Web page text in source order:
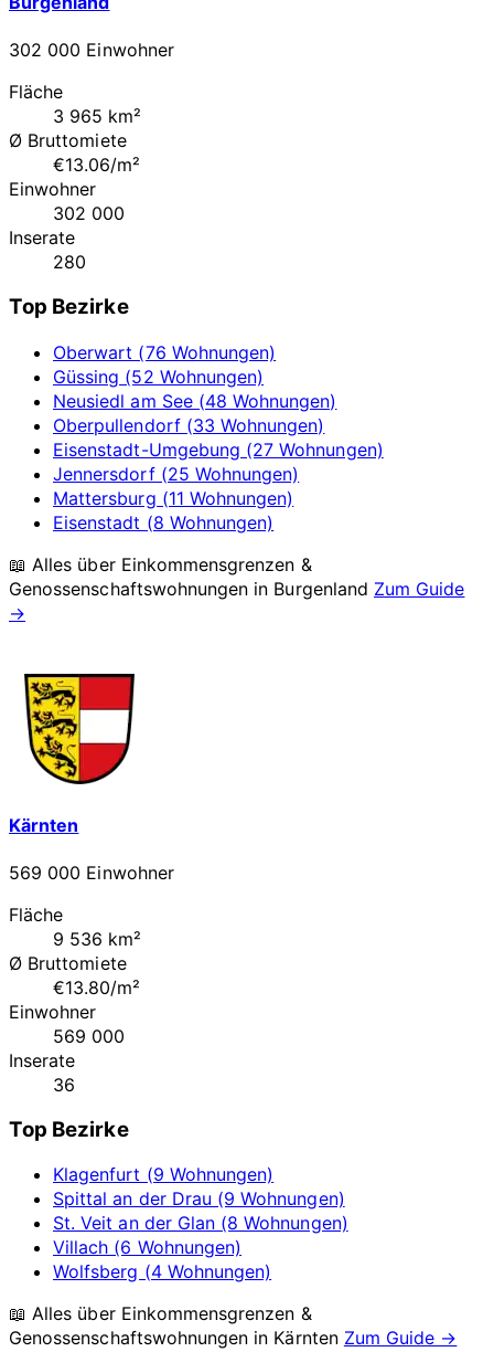
302 000 Einwohner
Fläche
3 965 km²
Ø Bruttomiete
€13.06/m²
Einwohner
302 000
Inserate
280
Top Bezirke
Oberwart (76 Wohnungen)
Güssing (52 Wohnungen)
Neusiedl am See (48 Wohnungen)
Oberpullendorf (33 Wohnungen)
Eisenstadt-Umgebung (27 Wohnungen)
Jennersdorf (25 Wohnungen)
Mattersburg (11 Wohnungen)
Eisenstadt (8 Wohnungen)
📖 Alles über Einkommensgrenzen &
Genossenschaftswohnungen in Burgenland Zum Guide
→
Kärnten
569 000 Einwohner
Fläche
9 536 km²
Ø Bruttomiete
€13.80/m²
Einwohner
569 000
Inserate
36
Top Bezirke
Klagenfurt (9 Wohnungen)
Spittal an der Drau (9 Wohnungen)
St. Veit an der Glan (8 Wohnungen)
Villach (6 Wohnungen)
Wolfsberg (4 Wohnungen)
📖 Alles über Einkommensgrenzen &
Genossenschaftswohnungen in Kärnten Zum Guide →